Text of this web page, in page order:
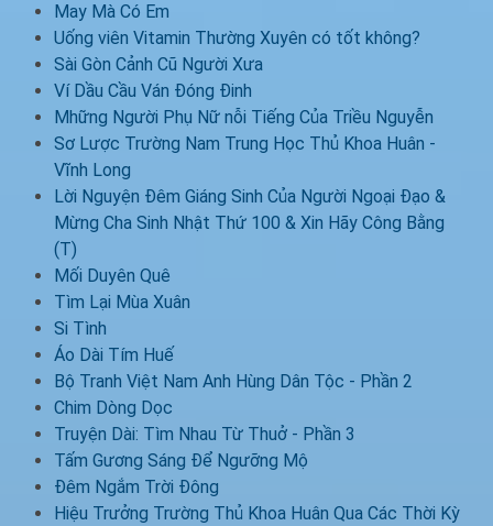
May Mà Có Em
Uống viên Vitamin Thường Xuyên có tốt không?
Sài Gòn Cảnh Cũ Người Xưa
Ví Dầu Cầu Ván Đóng Đinh
Mhững Người Phụ Nữ nỗi Tiếng Của Triều Nguyễn
Sơ Lược Trường Nam Trung Học Thủ Khoa Huân -
Vĩnh Long
Lời Nguyện Đêm Giáng Sinh Của Người Ngoại Đạo &
Mừng Cha Sinh Nhật Thứ 100 & Xin Hãy Công Bằng
(T)
Mối Duyên Quê
Tìm Lại Mùa Xuân
Si Tình
Áo Dài Tím Huế
Bộ Tranh Việt Nam Anh Hùng Dân Tộc - Phần 2
Chim Dòng Dọc
Truyện Dài: Tìm Nhau Từ Thuở - Phần 3
Tấm Gương Sáng Để Ngưỡng Mộ
Đêm Ngắm Trời Đông
Hiệu Trưởng Trường Thủ Khoa Huân Qua Các Thời Kỳ